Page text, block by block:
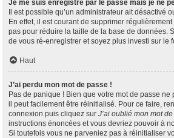
Je me suis enregistré par le passé mais je ne
Il est possible qu’un administrateur ait désactivé
En effet, il est courant de supprimer
pas pour réduire la taille de la base de données.
de vous ré-enregistrer et soyez plus investi sur le
Haut
J’ai perdu mon mot de passe !
Pas de panique ! Bien que votre mot de passe
il peut facilement être réinitialisé. Pour ce faire,
connexion puis cliquez sur J’ai oublié mon mot
instructions énoncées et vous devriez pouvoir à
Si toutefois vous ne parveniez pas à réinitialiser